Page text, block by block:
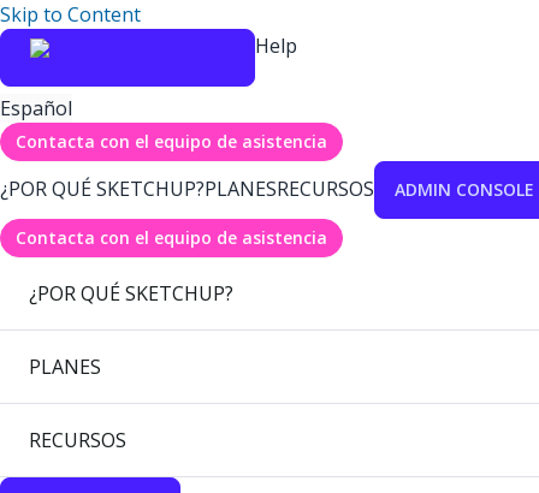
Skip to Content
Help
Español
Contacta con el equipo de asistencia
¿POR QUÉ SKETCHUP?PLANESRECURSOS ADMIN CONSOLE
Contacta con el equipo de asistencia
¿POR QUÉ SKETCHUP?
PLANES
RECURSOS